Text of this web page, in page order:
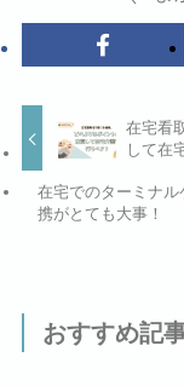
在宅看
して在
在宅でのターミナ
携がとても大事！
おすすめ記